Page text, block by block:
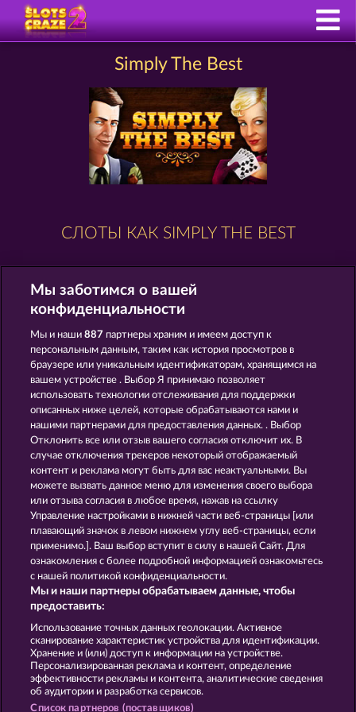
Simply The Best
СЛОТЫ КАК SIMPLY THE BEST
EGYPTIAN MOON PIGGY KINGS
SUPER DUPER MOORHUHN
Правила КОНФИДЕНЦИАЛЬНОСТЬ
О компании Компания
Отправить Запрос об Отказе
Мы заботимся о вашей
конфиденциальности
Мы и наши887 партнеры храним и имеем доступ к
персональным данным, таким как история просмотров в
браузере или уникальным идентификаторам, хранящимся на
вашем устройстве . Выбор Я принимаю позволяет
использовать технологии отслеживания для поддержки
описанных ниже целей, которые обрабатываются нами и
нашими партнерами для предоставления данных. . Выбор
Отклонить все или отзыв вашего согласия отключит их. В
случае отключения трекеров некоторый отображаемый
контент и реклама могут быть для вас неактуальными. Вы
можете вызвать данное меню для изменения своего выбора
или отзыва согласия в любое время, нажав на ссылку
Управление настройками в нижней части веб-страницы [или
плавающий значок в левом нижнем углу веб-страницы, если
применимо.]. Ваш выбор вступит в силу в нашей Сайт. Для
ознакомления с более подробной информацией ознакомьтесь
с нашей политикой конфиденциальности.
Мы и наши партнеры обрабатываем данные, чтобы
предоставить:
Использование точных данных геолокации. Активное
сканирование характеристик устройства для идентификации.
Хранение и (или) доступ к информации на устройстве.
Персонализированная реклама и контент, определение
эффективности рекламы и контента, аналитические сведения
об аудитории и разработка сервисов.
Список партнеров (поставщиков)